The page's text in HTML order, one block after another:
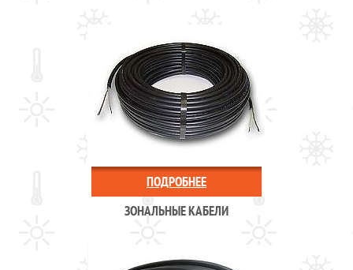
ПОДРОБНЕЕ
ЗОНАЛЬНЫЕ КАБЕЛИ